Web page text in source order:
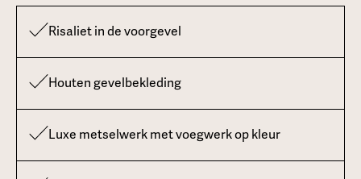
Risaliet in de voorgevel
Houten gevelbekleding
Luxe metselwerk met voegwerk op kleur